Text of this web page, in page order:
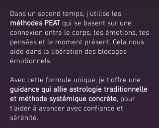
Dans un second temps, j’utilise les
méthodes PEAT qui se basent sur une
connexion entre le corps, tes émotions, tes
pensées et le moment présent. Cela nous
aide dans la libération des blocages
émotionnels.
Avec cette formule unique, je t’offre une
guidance qui allie astrologie traditionnelle
et méthode systémique concrète, pour
t’aider à avancer avec confiance et
sérénité.